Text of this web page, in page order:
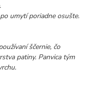
umytí poriadne osušte.
ščernie, čo
patiny. Panvica tým